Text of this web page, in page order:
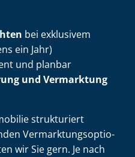
bei exklusivem
ein Jahr)
und planbar
und Vermarktung
strukturiert
Ver­mark­tungs­op­tio­
wir Sie gern. Je nach